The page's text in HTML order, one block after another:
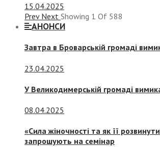
15.04.2025
Prev Next Showing 1 Of 588
АНОНСИ
Завтра в Броварській громаді
23.04.2025
У Великодимерській громаді
08.04.2025
«Сила жіночності та як її
запрошують на семінар